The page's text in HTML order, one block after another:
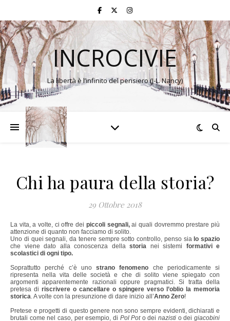
INCROCIVIE
La libertà è l’infinito del pensiero (J-L. Nancy)
Chi ha paura della storia?
29 Ottobre 2018
La vita, a volte, ci offre dei piccoli segnali,ai quali dovremmo prestare più
attenzione di quanto non facciamo di solito.
Uno di quei segnali, da tenere sempre sotto controllo, penso sialo spazio
che viene dato alla conoscenza della storia nei sistemi formativi e
scolastici di ogni tipo.
Soprattutto perché c’è uno strano fenomeno che periodicamente si
ripresenta nella vita delle società e che di solito viene spiegato con
argomenti apparentemente razionali oppure pragmatici. Si tratta della
pretesa di riscrivere o cancellare o spingere verso l’oblio la memoria
storica. A volte con la presunzione di dare inizio all’Anno Zero!
Pretese e progetti di questo genere non sono sempre evidenti, dichiarati e
brutali come nel caso, per esempio, di Pol Poto deinazisti o deigiacobini